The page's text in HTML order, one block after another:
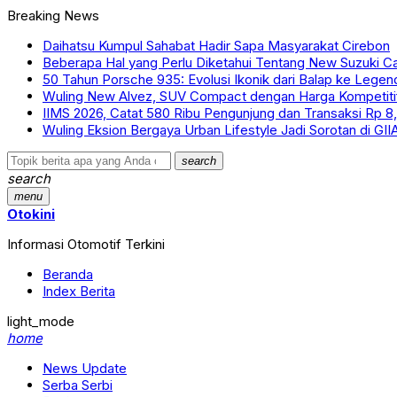
Breaking News
Daihatsu Kumpul Sahabat Hadir Sapa Masyarakat Cirebon
Beberapa Hal yang Perlu Diketahui Tentang New Suzuki
50 Tahun Porsche 935: Evolusi Ikonik dari Balap ke
Wuling New Alvez, SUV Compact dengan Harga
IIMS 2026, Catat 580 Ribu Pengunjung dan Transaksi Rp
Wuling Eksion Bergaya Urban Lifestyle Jadi Sorotan di
search
search
menu
Otokini
Informasi Otomotif Terkini
Beranda
Index Berita
light_mode
home
News Update
Serba Serbi